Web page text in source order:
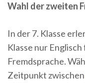
Wahl der zweiten
In der 7. Klasse
Klasse nur
Fremdsprache.
Zeitpunkt zwischen